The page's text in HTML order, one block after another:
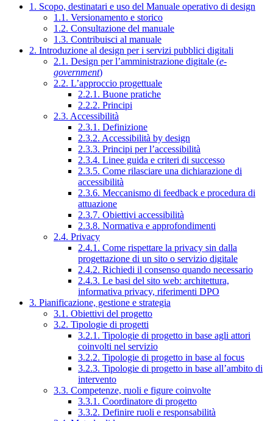
1. Scopo, destinatari e uso del Manuale operativo di design
1.1. Versionamento e storico
1.2. Consultazione del manuale
1.3. Contribuisci al manuale
2. Introduzione al design per i servizi pubblici digitali
2.1. Design per l’amministrazione digitale (e-
government)
2.2. L’approccio progettuale
2.2.1. Buone pratiche
2.2.2. Principi
2.3. Accessibilità
2.3.1. Definizione
2.3.2. Accessibilità by design
2.3.3. Principi per l’accessibilità
2.3.4. Linee guida e criteri di successo
2.3.5. Come rilasciare una dichiarazione di
accessibilità
2.3.6. Meccanismo di feedback e procedura di
attuazione
2.3.7. Obiettivi accessibilità
2.3.8. Normativa e approfondimenti
2.4. Privacy
2.4.1. Come rispettare la privacy sin dalla
progettazione di un sito o servizio digitale
2.4.2. Richiedi il consenso quando necessario
2.4.3. Le basi del sito web: architettura,
informativa privacy, riferimenti DPO
3. Pianificazione, gestione e strategia
3.1. Obiettivi del progetto
3.2. Tipologie di progetti
3.2.1. Tipologie di progetto in base agli attori
coinvolti nel servizio
3.2.2. Tipologie di progetto in base al focus
3.2.3. Tipologie di progetto in base all’ambito di
intervento
3.3. Competenze, ruoli e figure coinvolte
3.3.1. Coordinatore di progetto
3.3.2. Definire ruoli e responsabilità